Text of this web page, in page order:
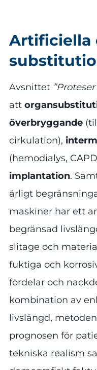
Artificiella
Avsnittet
att
överbryggande
cirkulation),
(hemodialys,
implantation.
ärligt
maskiner har ett
begränsad
slitage och
fuktiga och
fördelar och
kombination av
livslängd,
prognosen för
tekniska realism